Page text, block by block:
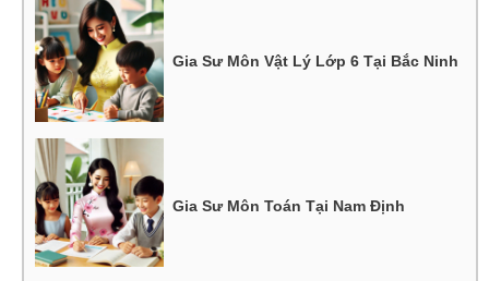
Gia Sư Môn Vật Lý Lớp 6 Tại Bắc Ninh
Gia Sư Môn Toán Tại Nam Định